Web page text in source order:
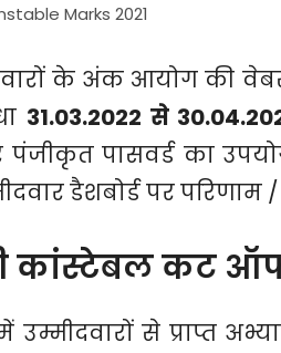
Marks 2021
के अंक आयोग की
31.03.2022 से
पासवर्ड का
डैशबोर्ड पर
कांस्टेबल कट ऑफ
से प्राप्त